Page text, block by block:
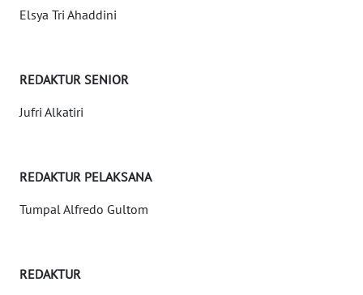
Elsya Tri Ahaddini
REDAKTUR SENIOR
Jufri Alkatiri
REDAKTUR PELAKSANA
Tumpal Alfredo Gultom
REDAKTUR
WN
PAPUA
BARAT